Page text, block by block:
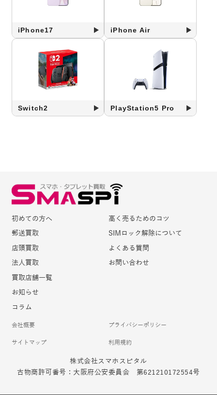
iPhone17 iPhone Air
Switch2 PlayStation5 Pro
初めての方へ
郵送買取
店頭買取
法人買取
買取店舗一覧
お知らせ
コラム
高く売るためのコツ
SIMロック解除について
よくある質問
お問い合わせ
会社概要 プライバシーポリシー
サイトマップ 利用規約
株式会社スマホスピタル
古物商許可番号：大阪府公安委員会 第621210172554号